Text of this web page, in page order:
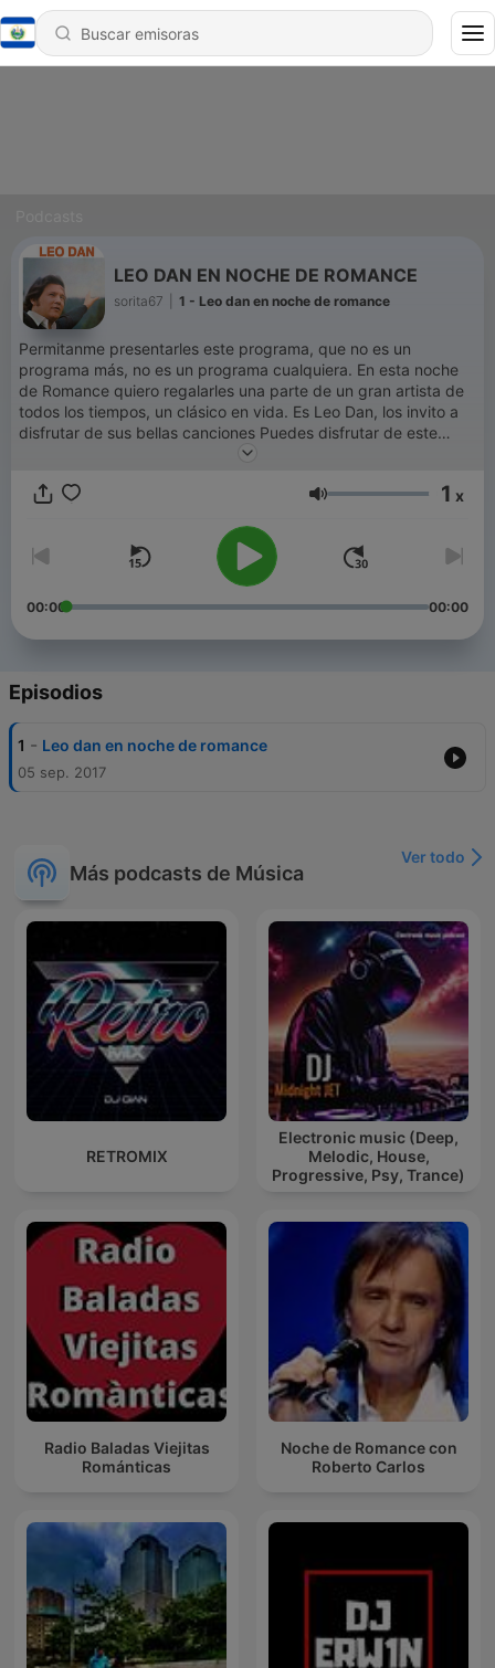
LEO DAN EN NOCHE DE ROMANCE
sorita67 1 - Leo dan en noche de romance
Permitanme presentarles este programa, que no es un
programa más, no es un programa cualquiera. En esta noche
de Romance quiero regalarles una parte de un gran artista de
todos los tiempos, un clásico en vida. Es Leo Dan, los invito a
disfrutar de sus bellas canciones Puedes disfrutar de este
programa y de música romántica en Soritaradio1.blogspot.com
La radio que es para tì The radio That is for you
Volumen 1 x
00:00 00:00
Episodios
1 - Leo dan en noche de romance
05 sep. 2017
Más podcasts de Música
Ver todo
RETROMIX
Electronic music (Deep,
Melodic, House,
Progressive, Psy, Trance)
Radio Baladas Viejitas
Románticas
Noche de Romance con
Roberto Carlos